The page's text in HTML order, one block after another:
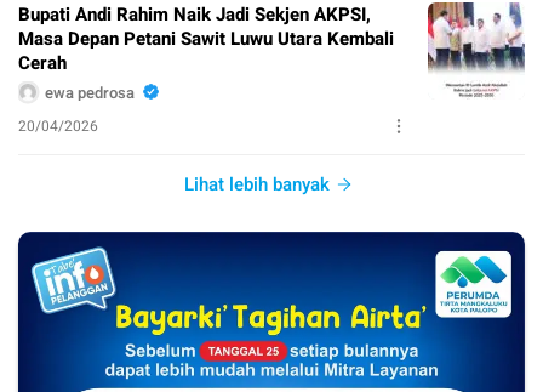
Bupati Andi Rahim Naik Jadi Sekjen AKPSI,
Masa Depan Petani Sawit Luwu Utara Kembali
Cerah
ewa pedrosa
20/04/2026
Lihat lebih banyak